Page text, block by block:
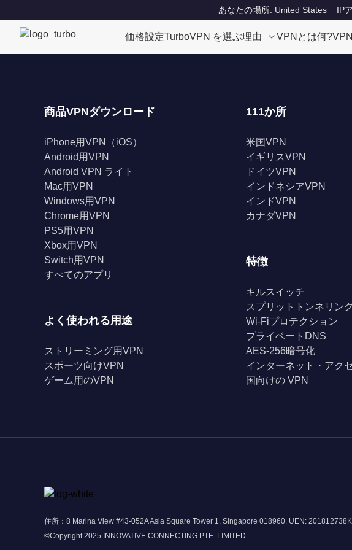
あなたの場所: United States IP
価格設定TurboVPN を選ぶ理由 VPNとは何?
商品VPNダウンロード
iPhone用VPN（iOS）
Android用VPN
Android VPN ライト
Mac用VPN
Windows用VPN
Chrome用VPN
PS5用VPN
Xbox用VPN
Switch用VPN
すべてのアプリ
よく使われる用途
ストリーミング用VPN
スポーツ向けVPN
ゲーム用のVPN
111か所
米国VPN
イギリスVPN
ドイツVPN
インドネシアVPN
インドVPN
カナダVPN
特徴
キルスイッチ
スプリットトンネリン
Wi-Fiプロテクション
プライベートDNS
AES-256暗号化
インターネット・アク
国向けの VPN
住所：8 Marina View #43-052A Asia Square Tower 1, Singapore 018960. UEN: 201812738K
©Copyright 2025 INNOVATIVE CONNECTING PTE. LIMITED